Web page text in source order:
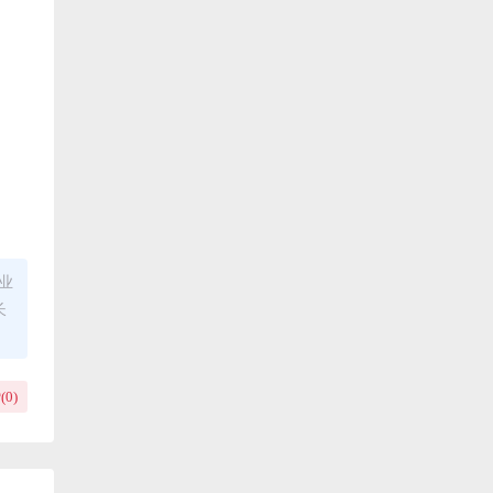
0)